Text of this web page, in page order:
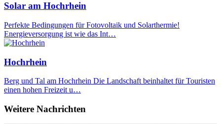
Solar am Hochrhein
Perfekte Bedingungen für Fotovoltaik und Solarthermie!
Energieversorgung ist wie das Int…
Hochrhein
Berg und Tal am Hochrhein Die Landschaft beinhaltet für Touristen
einen hohen Freizeit u…
Weitere Nachrichten